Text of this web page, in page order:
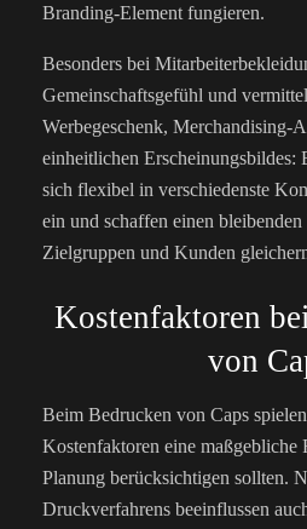
Branding-Element fungieren.
Besonders bei
Gemeinschaftsgefühl und
Werbegeschenk, Merchandising-
einheitlichen Erscheinungsbildes:
sich flexibel in verschiedenste
ein und schaffen einen
Zielgruppen und Kunden
Kostenfaktoren
von
Beim Bedrucken von Caps
Kostenfaktoren eine maßgebliche
Planung berücksichtigen sollten.
Druckverfahrens beeinflussen